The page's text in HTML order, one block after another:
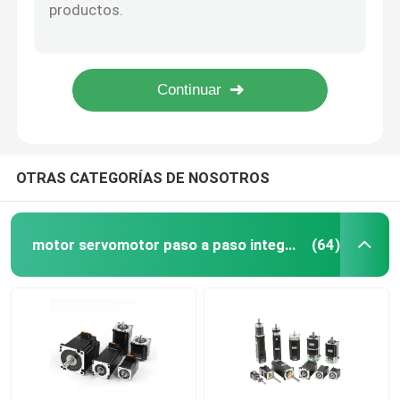
motor de engranajes de alta velocidad
Motor de pasos adaptado
motor de pasos del lazo cerrado
Motor de pasos con el freno
Conductor sin cepillo del motor de DC
OTRAS CATEGORÍAS DE NOSOTROS
motor servomotor paso a paso integrado (64)